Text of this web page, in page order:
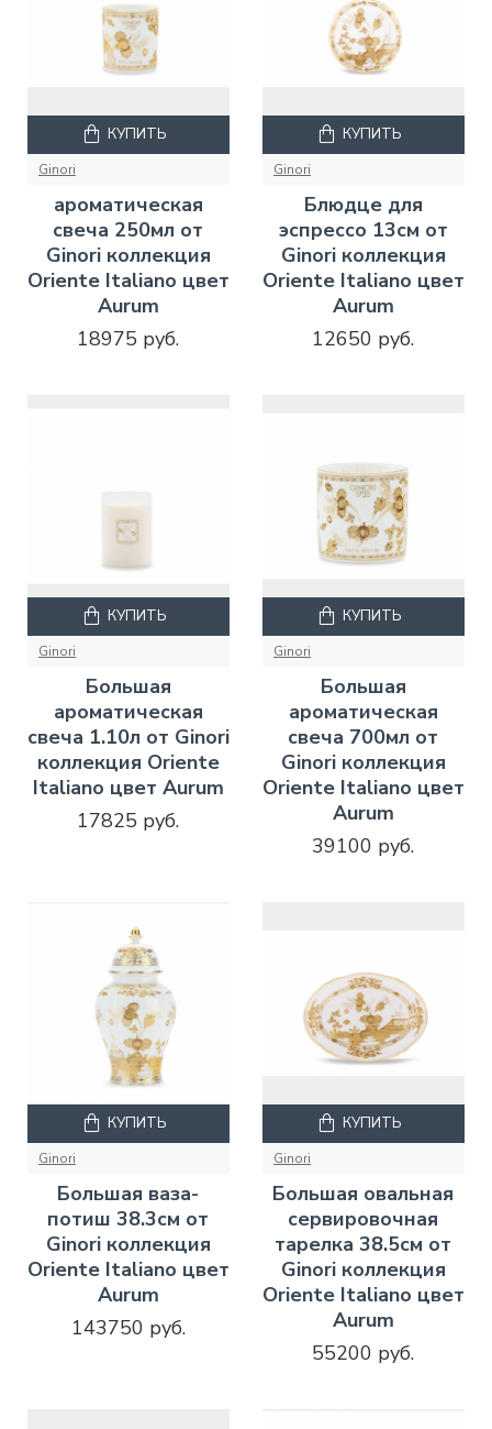
Ginori
ароматическая
свеча 250мл от
Ginori коллекция
Oriente Italiano цвет
Aurum
18975 руб.
КУПИТЬ
Ginori
Блюдце для
эспрессо 13см от
Ginori коллекция
Oriente Italiano цвет
Aurum
12650 руб.
КУПИТЬ
Ginori
Большая
ароматическая
свеча 1.10л от Ginori
коллекция Oriente
Italiano цвет Aurum
17825 руб.
КУПИТЬ
Ginori
Большая
ароматическая
свеча 700мл от
Ginori коллекция
Oriente Italiano цвет
Aurum
39100 руб.
КУПИТЬ
Ginori
Большая ваза-
потиш 38.3см от
Ginori коллекция
Oriente Italiano цвет
Aurum
143750 руб.
КУПИТЬ
Ginori
Большая овальная
сервировочная
тарелка 38.5см от
Ginori коллекция
Oriente Italiano цвет
Aurum
55200 руб.
КУПИТЬ